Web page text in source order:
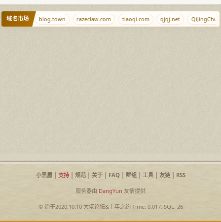
域名市场
whois.tl blog.town razeclaw.com tiaoqi.com qjqj.net
小黑屋| 支持| 规范| 关于| FAQ| 群组| 工具| 友链| RSS
服务器由 DangYun 友情提供
© 始于2020.10.10 大佬论坛&十年之约Time: 0.017, SQL: 26